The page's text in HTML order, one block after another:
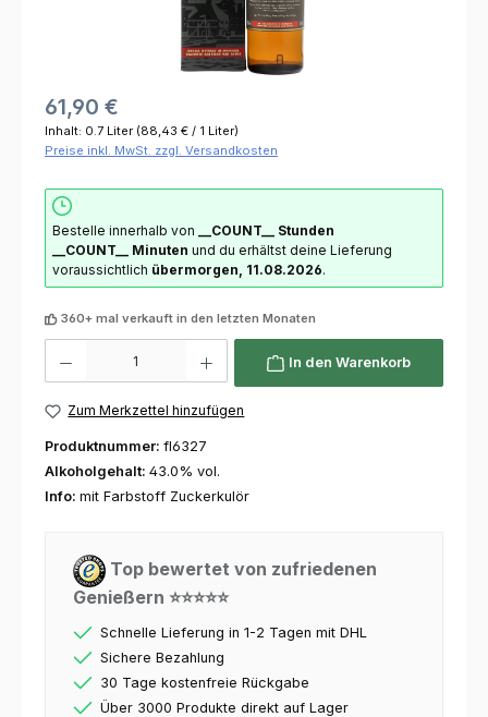
61,90 €
Inhalt: 0.7 Liter (88,43 € / 1 Liter)
Preise inkl. MwSt. zzgl. Versandkosten
Bestelle innerhalb von
__COUNT__ Stunden
__COUNT__ Minuten und du erhältst deine Lieferung
voraussichtlich übermorgen, 11.08.2026.
360+ mal verkauft in den letzten Monaten
In den Warenkorb
Zum Merkzettel hinzufügen
Produktnummer: fl6327
Alkoholgehalt: 43.0% vol.
Info: mit Farbstoff Zuckerkulör
Top bewertet von zufriedenen
Genießern ⭐⭐⭐⭐⭐
Schnelle Lieferung in 1-2 Tagen mit DHL
Sichere Bezahlung
30 Tage kostenfreie Rückgabe
Über 3000 Produkte direkt auf Lager